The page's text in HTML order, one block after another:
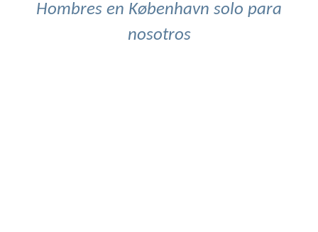
Hombres en København solo para
nosotros